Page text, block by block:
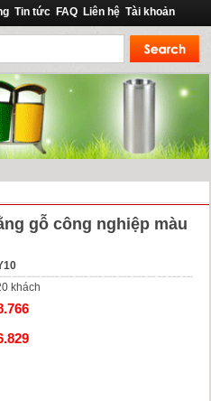
Tin tức FAQ Liên hệ Tài khoản
gỗ công nghiệp màu
khách